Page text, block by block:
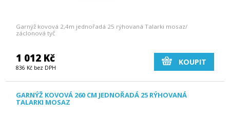
Garnýž kovová 2,4m jednořadá 25 rýhovaná Talarki mosaz/
záclonová tyč
1 012 Kč
836 Kč bez DPH
KOUPIT
GARNÝŽ KOVOVÁ 260 CM JEDNOŘADÁ 25 RÝHOVANÁ
TALARKI MOSAZ